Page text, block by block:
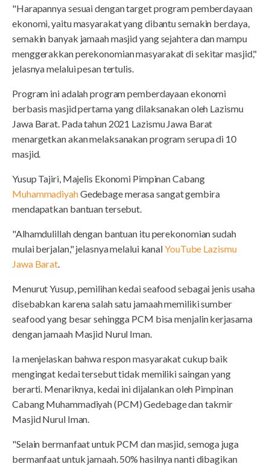
"Harapannya sesuai dengan target program pemberdayaan
ekonomi, yaitu masyarakat yang dibantu semakin berdaya,
semakin banyak jamaah masjid yang sejahtera dan mampu
menggerakkan perekonomian masyarakat di sekitar masjid,"
jelasnya melalui pesan tertulis.
Program ini adalah program pemberdayaan ekonomi
berbasis masjid pertama yang dilaksanakan oleh Lazismu
Jawa Barat. Pada tahun 2021 Lazismu Jawa Barat
menargetkan akan melaksanakan program serupa di 10
masjid.
Yusup Tajiri, Majelis Ekonomi Pimpinan Cabang
MuhammadiyahGedebage merasa sangat gembira
mendapatkan bantuan tersebut.
"Alhamdulillah dengan bantuan itu perekonomian sudah
mulai berjalan," jelasnya melalui kanalYouTube Lazismu
Jawa Barat.
Menurut Yusup, pemilihan kedai seafood sebagai jenis usaha
disebabkan karena salah satu jamaah memiliki sumber
seafood yang besar sehingga PCM bisa menjalin kerjasama
dengan jamaah Masjid Nurul Iman.
Ia menjelaskan bahwa respon masyarakat cukup baik
mengingat kedai tersebut tidak memiliki saingan yang
berarti. Menariknya, kedai ini dijalankan oleh Pimpinan
Cabang Muhammadiyah (PCM) Gedebage dan takmir
Masjid Nurul Iman.
"Selain bermanfaat untuk PCM dan masjid, semoga juga
bermanfaat untuk jamaah. 50% hasilnya nanti dibagikan